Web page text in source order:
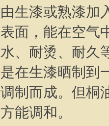
由生漆或熟漆加
表面，能在空气
水、耐烫、耐久
是在生漆晒制到
调制而成。但桐
方能调和。